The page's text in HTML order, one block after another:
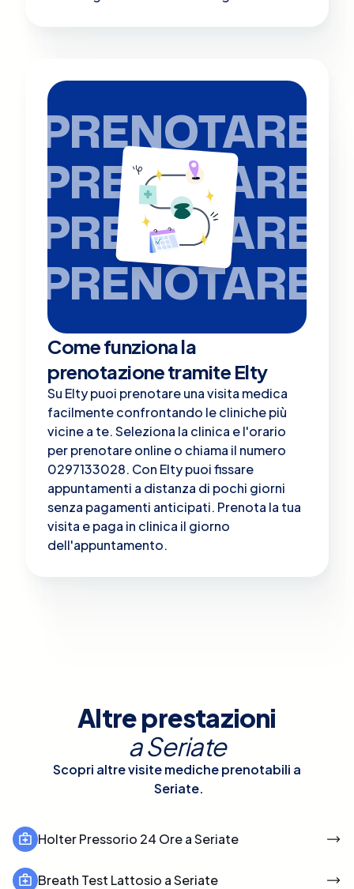
PRENOTARE
PRENOTARE
PRENOTARE
PRENOTARE
Come funziona la
prenotazione tramite Elty
Su Elty puoi prenotare una visita medica
facilmente confrontando le cliniche più
vicine a te. Seleziona la clinica e l'orario
per prenotare online o chiama il numero
0297133028. Con Elty puoi fissare
appuntamenti a distanza di pochi giorni
senza pagamenti anticipati. Prenota la tua
visita e paga in clinica il giorno
dell'appuntamento.
Altre prestazioni
aSeriate
Scopri altre visite mediche prenotabili a
Seriate.
Holter Pressorio 24 Ore a Seriate
Breath Test Lattosio a Seriate